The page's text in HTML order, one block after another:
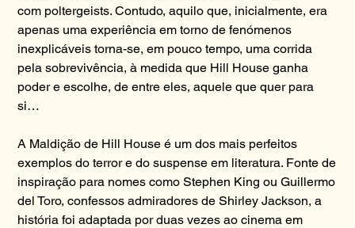
com poltergeists. Contudo, aquilo que, inicialmente, era
apenas uma experiência em torno de fenómenos
inexplicáveis torna-se, em pouco tempo, uma corrida
pela sobrevivência, à medida que Hill House ganha
poder e escolhe, de entre eles, aquele que quer para
si…
A Maldição de Hill House é um dos mais perfeitos
exemplos do terror e do suspense em literatura. Fonte de
inspiração para nomes como Stephen King ou Guillermo
del Toro, confessos admiradores de Shirley Jackson, a
história foi adaptada por duas vezes ao cinema em